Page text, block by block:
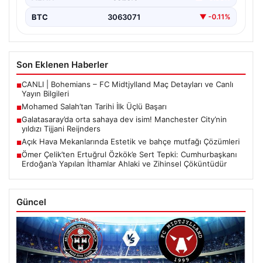
BTC 3063071 ▼ -0.11%
Son Eklenen Haberler
■CANLI | Bohemians – FC Midtjylland Maç Detayları ve Canlı
Yayın Bilgileri
■Mohamed Salah’tan Tarihi İlk Üçlü Başarı
■Galatasaray’da orta sahaya dev isim! Manchester City’nin
yıldızı Tijjani Reijnders
■Açık Hava Mekanlarında Estetik ve bahçe mutfağı Çözümleri
■Ömer Çelik’ten Ertuğrul Özkök’e Sert Tepki: Cumhurbaşkanı
Erdoğan’a Yapılan İthamlar Ahlaki ve Zihinsel Çöküntüdür
Güncel